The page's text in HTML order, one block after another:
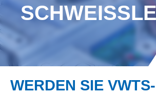
WERDEN SIE VWTS-